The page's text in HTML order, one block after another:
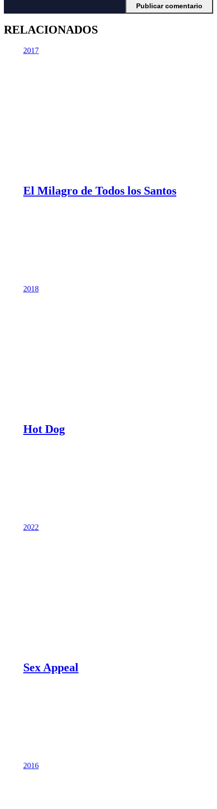
RELACIONADOS
2017
El Milagro de Todos los Santos
2018
Hot Dog
2022
Sex Appeal
2016